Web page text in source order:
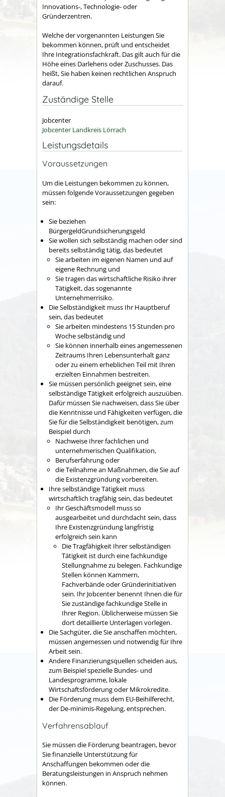
Innovations-, Technologie- oder
Gründerzentren.
Welche der vorgenannten Leistungen Sie
bekommen können, prüft und entscheidet
Ihre Integrationsfachkraft. Das gilt auch für die
Höhe eines Darlehens oder Zuschusses. Das
heißt, Sie haben keinen rechtlichen Anspruch
darauf.
Zuständige Stelle
Jobcenter
Jobcenter Landkreis Lörrach
Leistungsdetails
Voraussetzungen
Um die Leistungen bekommen zu können,
müssen folgende Voraussetzungen gegeben
sein:
Sie beziehen
BürgergeldGrundsicherungsgeld
Sie wollen sich selbständig machen oder sind
bereits selbständig tätig, das bedeutet
Sie arbeiten im eigenen Namen und auf
eigene Rechnung und
Sie tragen das wirtschaftliche Risiko ihrer
Tätigkeit, das sogenannte
Unternehmerrisiko.
Die Selbständigkeit muss Ihr Hauptberuf
sein, das bedeutet
Sie arbeiten mindestens 15 Stunden pro
Woche selbständig und
Sie können innerhalb eines angemessenen
Zeitraums Ihren Lebensunterhalt ganz
oder zu einem erheblichen Teil mit Ihren
erzielten Einnahmen bestreiten.
Sie müssen persönlich geeignet sein, eine
selbständige Tätigkeit erfolgreich auszuüben.
Dafür müssen Sie nachweisen, dass Sie über
die Kenntnisse und Fähigkeiten verfügen, die
Sie für die Selbständigkeit benötigen, zum
Beispiel durch
Nachweise Ihrer fachlichen und
unternehmerischen Qualifikation,
Berufserfahrung oder
die Teilnahme an Maßnahmen, die Sie auf
die Existenzgründung vorbereiten.
Ihre selbständige Tätigkeit muss
wirtschaftlich tragfähig sein, das bedeutet
Ihr Geschäftsmodell muss so
ausgearbeitet und durchdacht sein, dass
Ihre Existenzgründung langfristig
erfolgreich sein kann
Die Tragfähigkeit Ihrer selbständigen
Tätigkeit ist durch eine fachkundige
Stellungnahme zu belegen. Fachkundige
Stellen können Kammern,
Fachverbände oder Gründerinitiativen
sein. Ihr Jobcenter benennt Ihnen die für
Sie zuständige fachkundige Stelle in
Ihrer Region. Üblicherweise müssen Sie
dort detaillierte Unterlagen vorlegen.
Die Sachgüter, die Sie anschaffen möchten,
müssen angemessen und notwendig für Ihre
Arbeit sein.
Andere Finanzierungsquellen scheiden aus,
zum Beispiel spezielle Bundes- und
Landesprogramme, lokale
Wirtschaftsförderung oder Mikrokredite.
Die Förderung muss dem EU-Beihilferecht,
der De-minimis-Regelung, entsprechen.
Verfahrensablauf
Sie müssen die Förderung beantragen, bevor
Sie finanzielle Unterstützung für
Anschaffungen bekommen oder die
Beratungsleistungen in Anspruch nehmen
können.